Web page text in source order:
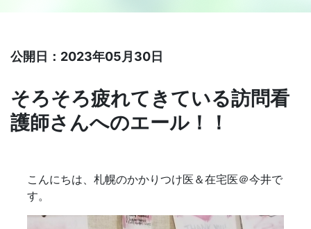
公開日：2023年05月30日
そろそろ疲れてきている訪問看
護師さんへのエール！！
こんにちは、札幌のかかりつけ医＆在宅医＠今井で
す。